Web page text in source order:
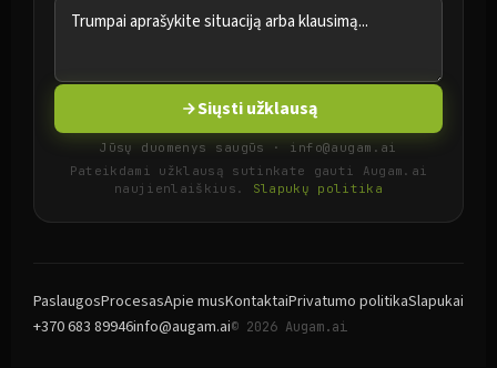
Siųsti užklausą
Jūsų duomenys saugūs · info@augam.ai
Pateikdami užklausą sutinkate gauti Augam.ai
naujienlaiškius. Slapukų politika
PaslaugosProcesasApie musKontaktaiPrivatumo politikaSlapukai
+370 683 89946info@augam.ai© 2026 Augam.ai